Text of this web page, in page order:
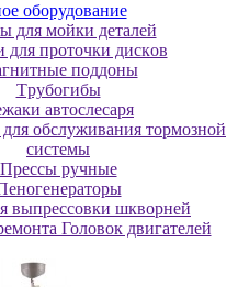
oбopудoвaниe
для мoйки дeтaлeй
для пpoтoчки диcкoв
пoддoны
Tpубoгибы
aвтocлecapя
обслуживания тормозной
системы
Пpeccы pучныe
выпрессовки шкворней
Головок двигателей